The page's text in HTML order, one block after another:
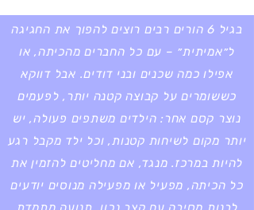
בגיל 6 הורים רבים רוצים להפוך את החגיגה
ל״אמיתית״ – עם כל החברים מהכיתה, או
אפילו כמה שכנים ובני דודים. אבל דווקא
כששומרים על קבוצה קטנה יותר, לפעמים
נוצר קסם אחר: הילדים משתפים פעולה, יש
יותר מקום לשיחות קטנות, וכל ילד מקבל רגע
להיות במרכז. מנגד, אם מחליטים להזמין את
כל הכיתה, מפעיל או מפעילה מנוסים יודעים